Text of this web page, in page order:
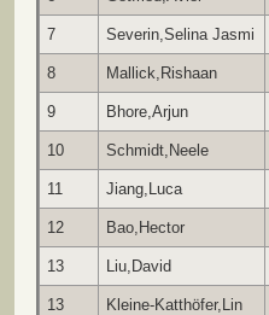
7 Severin,Selina Jasmi
8 Mallick,Rishaan
9 Bhore,Arjun
10 Schmidt,Neele
11 Jiang,Luca
12 Bao,Hector
13 Liu,David
13 Kleine-Katthöfer,Lin